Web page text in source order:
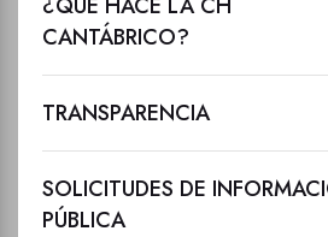
CANTÁBRICO?
TRANSPARENCIA
SOLICITUDES DE
PÚBLICA